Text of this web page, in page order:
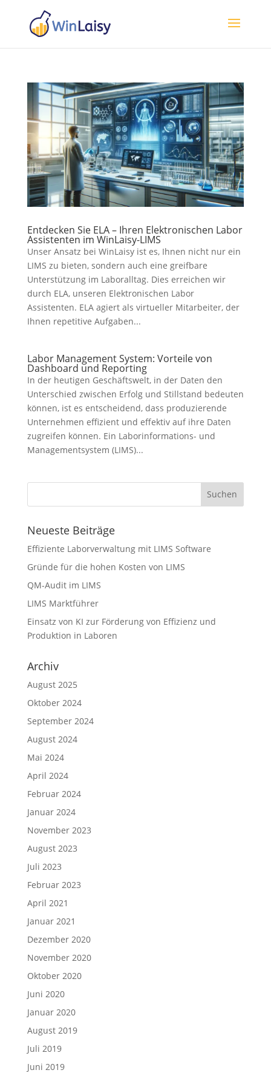
Entdecken Sie ELA – Ihren Elektronischen Labor
Assistenten im WinLaisy-LIMS
Unser Ansatz bei WinLaisy ist es, Ihnen nicht nur ein
LIMS zu bieten, sondern auch eine greifbare
Unterstützung im Laboralltag. Dies erreichen wir
durch ELA, unseren Elektronischen Labor
Assistenten. ELA agiert als virtueller Mitarbeiter, der
Ihnen repetitive Aufgaben...
Labor Management System: Vorteile von
Dashboard und Reporting
In der heutigen Geschäftswelt, in der Daten den
Unterschied zwischen Erfolg und Stillstand bedeuten
können, ist es entscheidend, dass produzierende
Unternehmen effizient und effektiv auf ihre Daten
zugreifen können. Ein Laborinformations- und
Managementsystem (LIMS)...
Neueste Beiträge
Effiziente Laborverwaltung mit LIMS Software
Gründe für die hohen Kosten von LIMS
QM-Audit im LIMS
LIMS Marktführer
Einsatz von KI zur Förderung von Effizienz und
Produktion in Laboren
Archiv
August 2025
Oktober 2024
September 2024
August 2024
Mai 2024
April 2024
Februar 2024
Januar 2024
November 2023
August 2023
Juli 2023
Februar 2023
April 2021
Januar 2021
Dezember 2020
November 2020
Oktober 2020
Juni 2020
Januar 2020
August 2019
Juli 2019
Juni 2019